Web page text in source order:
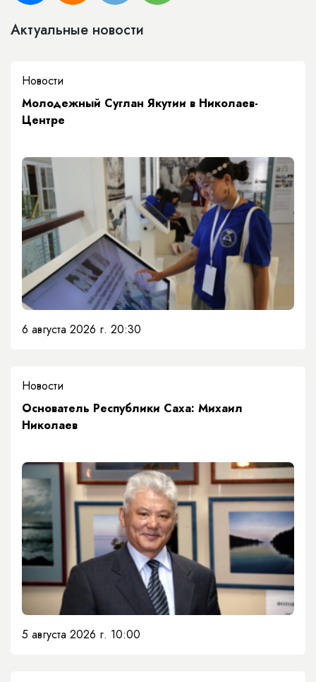
Актуальные новости
Новости
Молодежный Суглан Якутии в Николаев-
Центре
6 августа 2026 г. 20:30
Новости
Основатель Республики Саха: Михаил
Николаев
5 августа 2026 г. 10:00